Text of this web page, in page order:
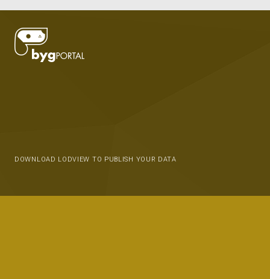
DOWNLOAD LODVIEW TO PUBLISH YOUR DATA